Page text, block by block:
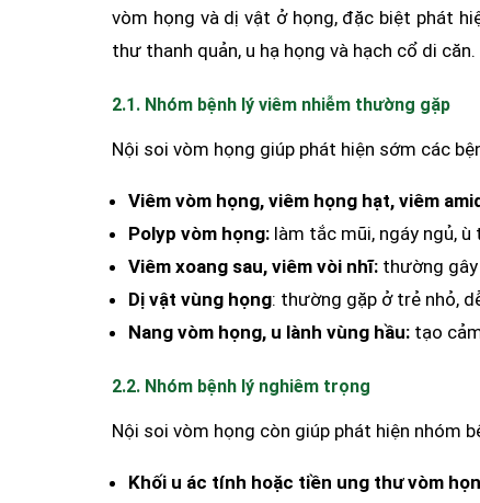
vòm họng và dị vật ở họng, đặc biệt phát
thư thanh quản, u hạ họng và hạch cổ di căn.
2.1. Nhóm bệnh lý viêm nhiễm thường gặp
Nội soi vòm họng giúp phát hiện sớm các
Viêm vòm họng, viêm họng hạt, viêm
Polyp vòm họng: làm tắc mũi, ngáy ngủ, ù
Viêm xoang sau, viêm vòi nhĩ: thường gây
Dị vật vùng họng: thường gặp ở trẻ nhỏ,
Nang vòm họng, u lành vùng hầu: tạo
2.2. Nhóm bệnh lý nghiêm trọng
Nội soi vòm họng còn giúp phát hiện nhóm
Khối u ác tính hoặc tiền ung thư vòm